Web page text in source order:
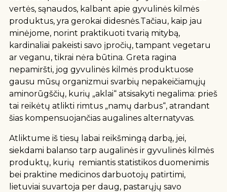
vertės, sąnaudos, kalbant apie gyvulinės kilmės
produktus, yra gerokai didesnės.Tačiau, kaip jau
minėjome, norint praktikuoti tvarią mitybą,
kardinaliai pakeisti savo įpročių, tampant vegetaru
ar veganu, tikrai nėra būtina. Greta ragina
nepamiršti, jog gyvulinės kilmės produktuose
gausu mūsų organizmui svarbių nepakeičiamųjų
aminorūgščių, kurių „aklai“ atsisakyti negalima: prieš
tai reikėtų atlikti rimtus „namų darbus“, atrandant
šias kompensuojančias augalines alternatyvas.
Atliktume iš tiesų labai reikšmingą darbą, jei,
siekdami balanso tarp augalinės ir gyvulinės kilmės
produktų, kurių remiantis statistikos duomenimis
bei praktine medicinos darbuotojų patirtimi,
lietuviai suvartoja per daug, pastarųjų savo